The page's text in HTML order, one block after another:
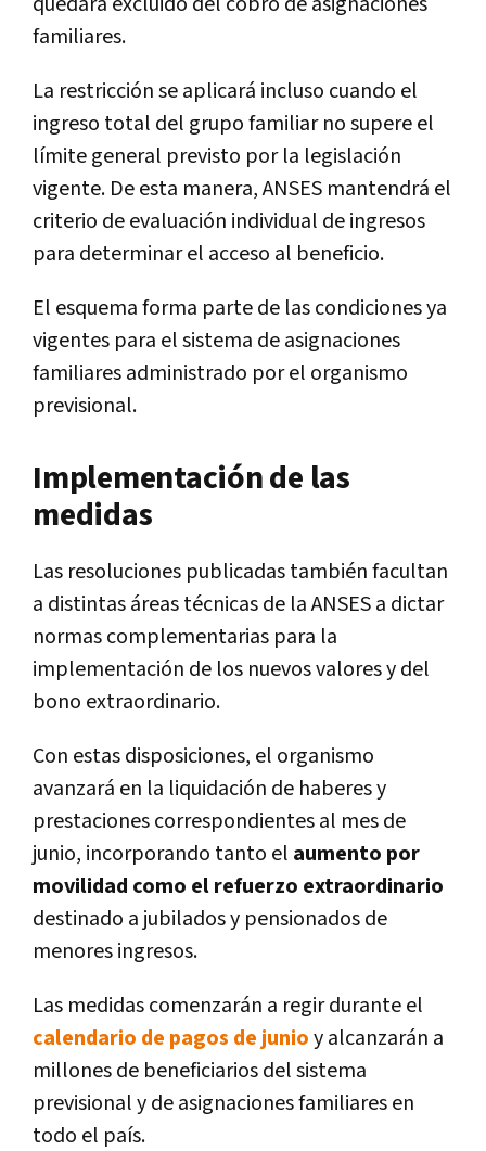
familiares.
La restricción se aplicará incluso cuando el
ingreso total del grupo familiar no supere el
límite general previsto por la legislación
vigente. De esta manera, ANSES mantendrá el
criterio de evaluación individual de ingresos
para determinar el acceso al beneficio.
El esquema forma parte de las condiciones ya
vigentes para el sistema de asignaciones
familiares administrado por el organismo
previsional.
Implementación de las
medidas
Las resoluciones publicadas también facultan
a distintas áreas técnicas de la ANSES a dictar
normas complementarias para la
implementación de los nuevos valores y del
bono extraordinario.
Con estas disposiciones, el organismo
avanzará en la liquidación de haberes y
prestaciones correspondientes al mes de
junio, incorporando tanto el aumento por
movilidad como el refuerzo extraordinario
destinado a jubilados y pensionados de
menores ingresos.
Las medidas comenzarán a regir durante el
calendario de pagos de junioy alcanzarán a
millones de beneficiarios del sistema
previsional y de asignaciones familiares en
todo el país.